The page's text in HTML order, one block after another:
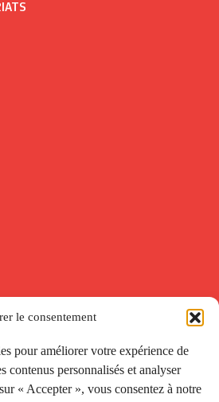
le consentement
pour améliorer votre expérience de
contenus personnalisés et analyser
« Accepter », vous consentez à notre
Courrier